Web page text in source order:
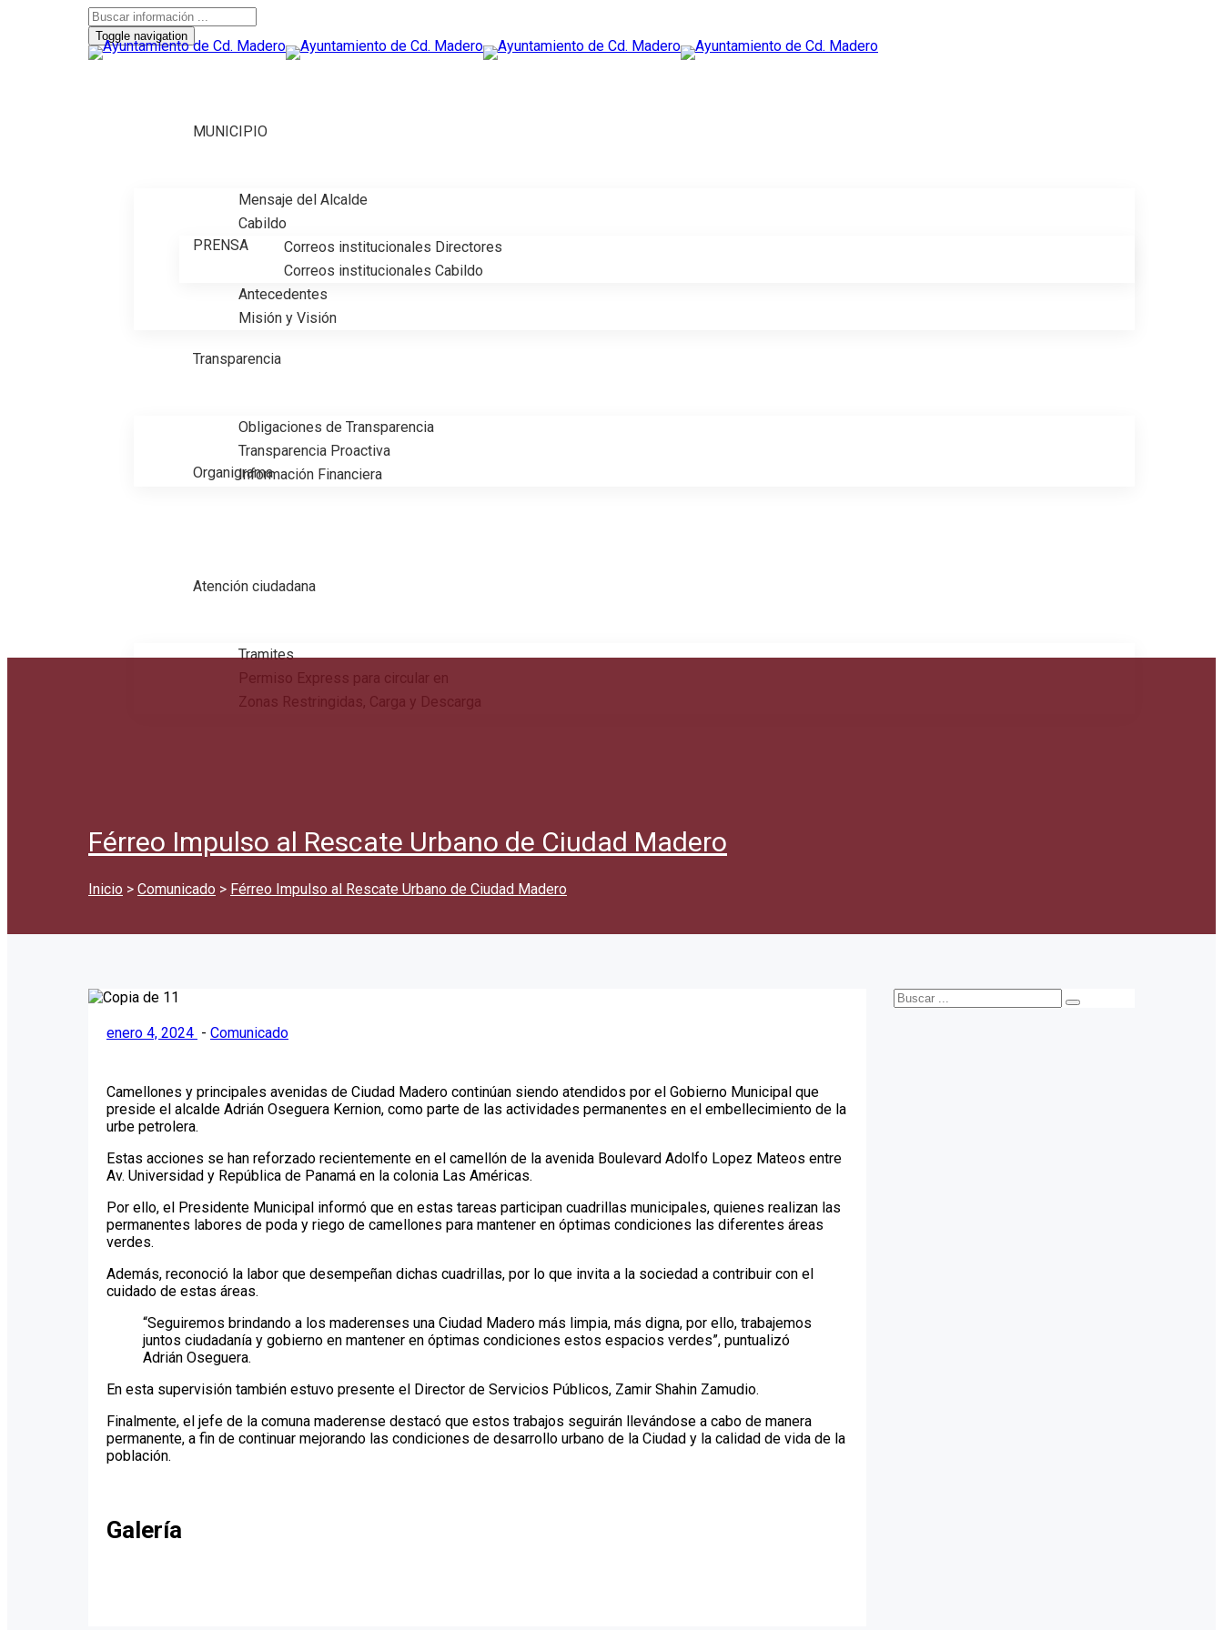
Toggle navigation
MUNICIPIO
Mensaje del Alcalde
Cabildo
Correos institucionales Directores
Correos institucionales Cabildo
Antecedentes
Misión y Visión
PRENSA
Transparencia
Obligaciones de Transparencia
Transparencia Proactiva
Información Financiera
Organigrama
Atención ciudadana
Tramites
Permiso Express para circular en
Zonas Restringidas, Carga y Descarga
Férreo Impulso al Rescate Urbano de Ciudad Madero
Inicio > Comunicado > Férreo Impulso al Rescate Urbano de Ciudad Madero
enero 4, 2024 - Comunicado
Camellones y principales avenidas de Ciudad Madero continúan siendo atendidos por el Gobierno Municipal que
preside el alcalde Adrián Oseguera Kernion, como parte de las actividades permanentes en el embellecimiento de la
urbe petrolera.
Estas acciones se han reforzado recientemente en el camellón de la avenida Boulevard Adolfo Lopez Mateos entre
Av. Universidad y República de Panamá en la colonia Las Américas.
Por ello, el Presidente Municipal informó que en estas tareas participan cuadrillas municipales, quienes realizan las
permanentes labores de poda y riego de camellones para mantener en óptimas condiciones las diferentes áreas
verdes.
Además, reconoció la labor que desempeñan dichas cuadrillas, por lo que invita a la sociedad a contribuir con el
cuidado de estas áreas.
“Seguiremos brindando a los maderenses una Ciudad Madero más limpia, más digna, por ello, trabajemos
juntos ciudadanía y gobierno en mantener en óptimas condiciones estos espacios verdes”, puntualizó
Adrián Oseguera.
En esta supervisión también estuvo presente el Director de Servicios Públicos, Zamir Shahin Zamudio.
Finalmente, el jefe de la comuna maderense destacó que estos trabajos seguirán llevándose a cabo de manera
permanente, a fin de continuar mejorando las condiciones de desarrollo urbano de la Ciudad y la calidad de vida de la
población.
Galería